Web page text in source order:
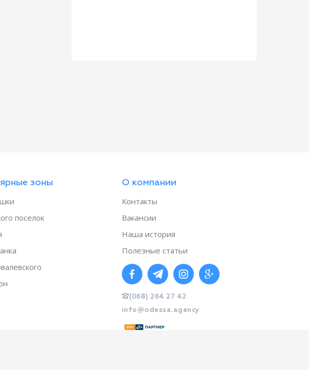
зоны
поселок
О компании
Контакты
Вакансии
Наша история
Полезные статьи
(068) 264 27 42
info@odessa.agency